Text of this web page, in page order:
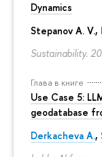
Dynamics
Stepanov A. V.,
Sustainability.
Глава в книге
Use Case 5:
geodatabase
Derkacheva A.,